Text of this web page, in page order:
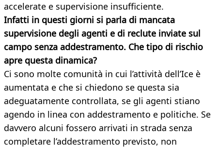
accelerate e supervisione insufficiente.
Infatti in questi giorni si parla di mancata
supervisione degli agenti e di reclute inviate sul
campo senza addestramento. Che tipo di rischio
apre questa dinamica?
Ci sono molte comunità in cui l’attività dell’Ice è
aumentata e che si chiedono se questa sia
adeguatamente controllata, se gli agenti stiano
agendo in linea con addestramento e politiche. Se
davvero alcuni fossero arrivati in strada senza
completare l’addestramento previsto, non